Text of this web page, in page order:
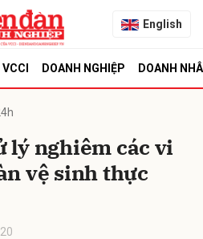
English
VCCI DOANH NGHIỆP DOANH
lý nghiêm các vi
vệ sinh thực